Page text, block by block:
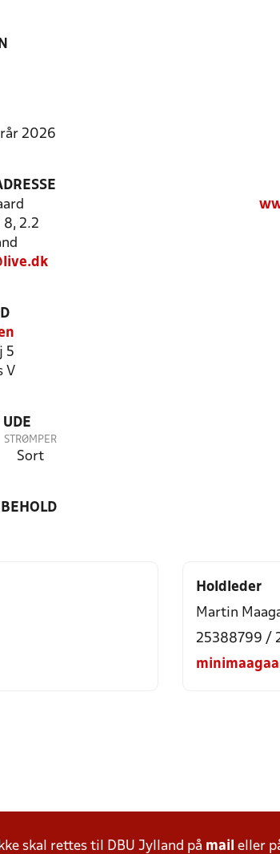
2026
8, 2.2
5
V
UDE
STRØMPER
Sort
Holdleder
Martin
25388799 /
skal rettes til DBU Jylland på mail eller